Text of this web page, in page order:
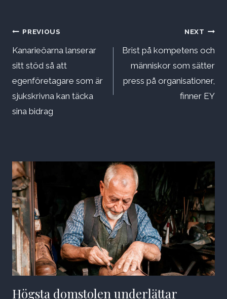
Inläggsnavigering
PREVIOUS
Kanarieöarna lanserar
sitt stöd så att
egenföretagare som är
sjukskrivna kan täcka
sina bidrag
NEXT
Brist på kompetens och
människor som sätter
press på organisationer,
finner EY
Högsta domstolen underlättar